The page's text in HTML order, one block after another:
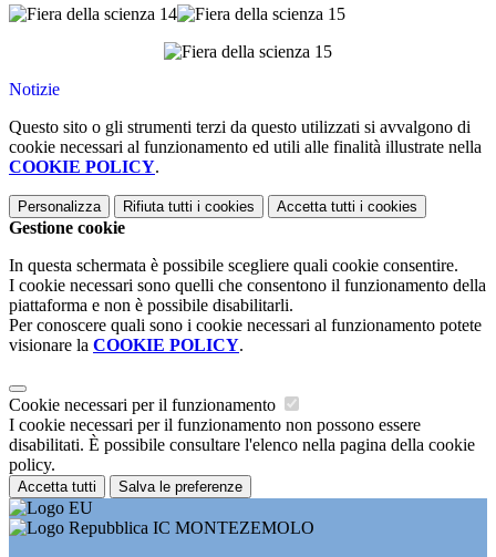
Notizie
Questo sito o gli strumenti terzi da questo utilizzati si avvalgono di
cookie necessari al funzionamento ed utili alle finalità illustrate nella
COOKIE POLICY.
Personalizza Rifiuta tutti i cookies Accetta tutti i cookies
Gestione cookie
In questa schermata è possibile scegliere quali cookie consentire.
I cookie necessari sono quelli che consentono il funzionamento della
piattaforma e non è possibile disabilitarli.
Per conoscere quali sono i cookie necessari al funzionamento potete
visionare la COOKIE POLICY.
Cookie necessari per il funzionamento
I cookie necessari per il funzionamento non possono essere
disabilitati. È possibile consultare l'elenco nella pagina della cookie
policy.
Accetta tutti Salva le preferenze
IC MONTEZEMOLO